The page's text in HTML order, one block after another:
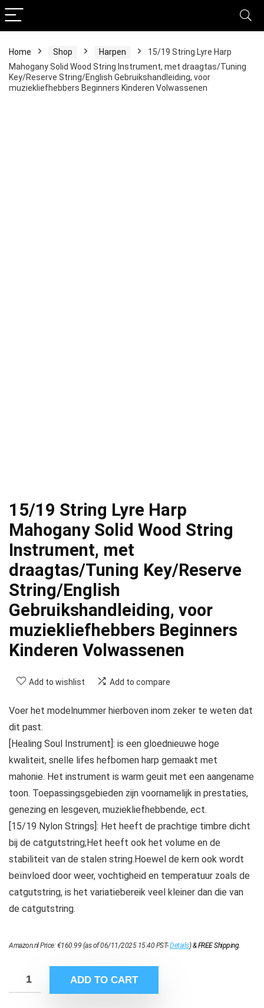
Home Shop Harpen
15/19 String Lyre Harp
Mahogany Solid Wood String Instrument, met draagtas/Tuning
Key/Reserve String/English Gebruikshandleiding, voor
muziekliefhebbers Beginners Kinderen Volwassenen
15/19 String Lyre Harp
Mahogany Solid Wood String
Instrument, met
draagtas/Tuning Key/Reserve
String/English
Gebruikshandleiding, voor
muziekliefhebbers Beginners
Kinderen Volwassenen
Add to wishlist Add to compare
Voer het modelnummer hierboven inom zeker te weten dat
dit past.
[Healing Soul Instrument]: is een gloednieuwe hoge
kwaliteit, snelle lifes hefbomen harp gemaakt met
mahonie. Het instrument is warm geuit met een aangename
toon. Toepassingsgebieden zijn voornamelijk in prestaties,
genezing en lesgeven, muziekliefhebbende, ect.
[15/19 Nylon Strings]: Het heeft de prachtige timbre dicht
bij de catgutstring;Het heeft ook het volume en de
stabiliteit van de stalen string.Hoewel de kern ook wordt
beïnvloed door weer, vochtigheid en temperatuur zoals de
catgutstring, is het variatiebereik veel kleiner dan die van
de catgutstring.
Amazon.nl Price:€160.99 (as of 06/11/2025 15:40 PST-Details)&FREE Shipping.
ADD TO CART